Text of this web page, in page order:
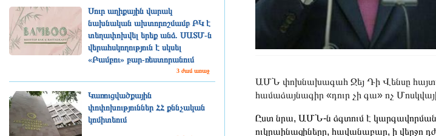
Սուր աղիքային վարակ
նախնական ախտորոշմամբ ԲԿ է
տեղափոխվել երեք անձ. ՍԱՏՄ-ն
վերահսկողություն է սկսել
«Բամբու» բար-ռեստորանում
3 ժամ առաջ
Կառուցվածքային
փոփոխություններ ՀՀ քննչական
կոմիտեում
ԱՄՆ փոխնախագահ Ջեյ Դի Վենսը
համաձայնագիր «դուր չի գա» ոչ
Ըստ նրա, ԱՄՆ-ն ձգտում է կարգավորման,
ուկրաինացիները, հավանաբար, ի վերջո